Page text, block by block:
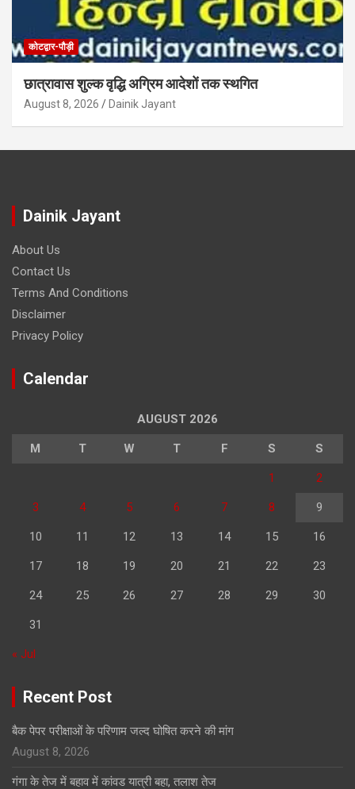
कोटद्वार-पौड़ी
छात्रावास शुल्क वृद्धि अग्रिम आदेशों तक स्थगित
August 8, 2026 Dainik Jayant
Dainik Jayant
About Us
Contact Us
Terms And Conditions
Disclaimer
Privacy Policy
Calendar
AUGUST 2026
M T W T F S S
1 2
3 4 5 6 7 8 9
10 11 12 13 14 15 16
17 18 19 20 21 22 23
24 25 26 27 28 29 30
31
« Jul
Recent Post
बैक पेपर परीक्षाओं के परिणाम जल्द घोषित करने की मांग
August 8, 2026
गंगा के तेज में बहाव में कांवड यात्री बहा, तलाश तेज